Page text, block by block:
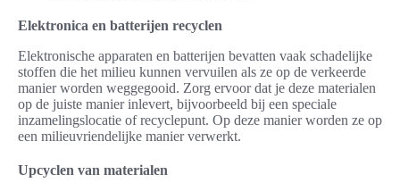
Elektronica en batterijen recyclen
Elektronische apparaten en batterijen bevatten vaak schadelijke
stoffen die het milieu kunnen vervuilen als ze op de verkeerde
manier worden weggegooid. Zorg ervoor dat je deze materialen
op de juiste manier inlevert, bijvoorbeeld bij een speciale
inzamelingslocatie of recyclepunt. Op deze manier worden ze op
een milieuvriendelijke manier verwerkt.
Upcyclen van materialen